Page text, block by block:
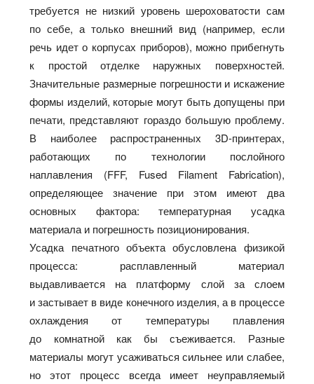
требуется не низкий уровень шероховатости сам
по себе, а только внешний вид (например, если
речь идет о корпусах приборов), можно прибегнуть
к простой отделке наружных поверхностей.
Значительные размерные погрешности и искажение
формы изделий, которые могут быть допущены при
печати, представляют гораздо большую проблему.
В наиболее распространенных 3D-принтерах,
работающих по технологии послойного
наплавления (FFF, Fused Filament Fabrication),
определяющее значение при этом имеют два
основных фактора: температурная усадка
материала и погрешность позиционирования.
Усадка печатного объекта обусловлена физикой
процесса: расплавленный материал
выдавливается на платформу слой за слоем
и застывает в виде конечного изделия, а в процессе
охлаждения от температуры плавления
до комнатной как бы съеживается. Разные
материалы могут усаживаться сильнее или слабее,
но этот процесс всегда имеет неуправляемый